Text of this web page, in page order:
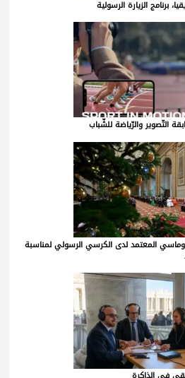
برنامج الزيارة الرسولية
المعتمد لدى الكرسي الرسولي لمناسبة